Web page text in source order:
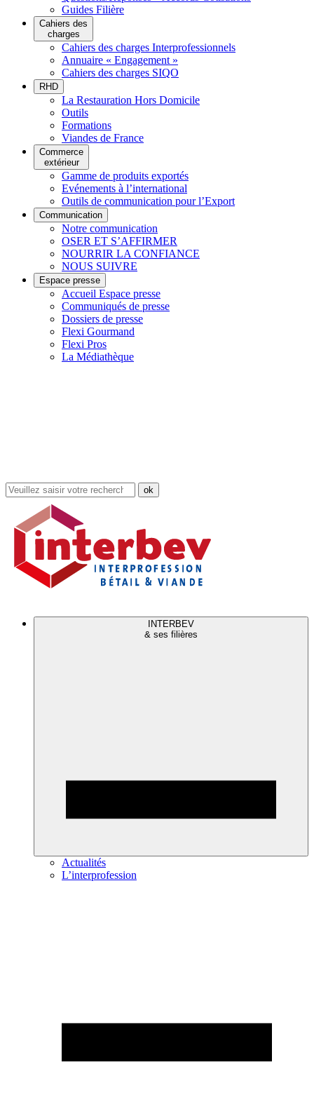
Guides Filière
Cahiers des
charges
Cahiers des charges Interprofessionnels
Annuaire « Engagement »
Cahiers des charges SIQO
RHD
La Restauration Hors Domicile
Outils
Formations
Viandes de France
Commerce
extérieur
Gamme de produits exportés
Evénements à l’international
Outils de communication pour l’Export
Communication
Notre communication
OSER ET S’AFFIRMER
NOURRIR LA CONFIANCE
NOUS SUIVRE
Espace presse
Accueil Espace presse
Communiqués de presse
Dossiers de presse
Flexi Gourmand
Flexi Pros
La Médiathèque
Rechercher
dans
site
INTERBEV
& ses filières
Actualités
L’interprofession